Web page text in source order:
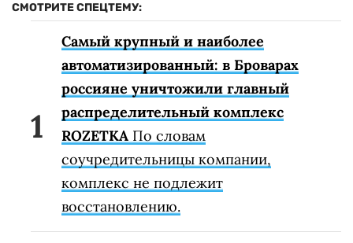
СМОТРИТЕ СПЕЦТЕМУ:
Самый крупный и наиболее
автоматизированный: в Броварах
россияне уничтожили главный
распределительный комплекс
ROZETKA По словам
соучредительницы компании,
комплекс не подлежит
восстановлению.